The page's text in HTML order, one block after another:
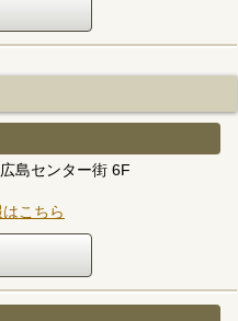
島センター街 6F
こちら